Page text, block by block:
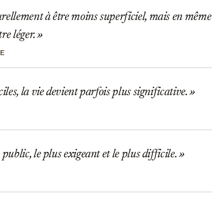
à être moins superficiel, mais en même
léger.
la vie devient parfois plus significative.
le plus exigeant et le plus difficile.